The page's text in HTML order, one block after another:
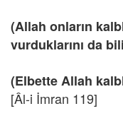
(Allah onların
vurduklarını da
(Elbette Allah
[Âl-i İmran 119]